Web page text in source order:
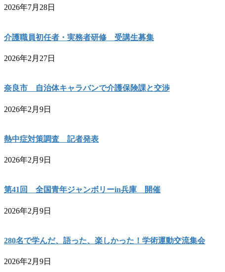
2026年7月28日
介護職員初任者・実務者研修 受講生募集
2026年2月27日
奈良市 自治体キャラバンで介護保険課と交渉
2026年2月9日
熱中症対策調査 記者発表
2026年2月9日
第41回 全国青年ジャンボリーin兵庫 開催
2026年2月9日
280名で学んだ、語った、楽しかった！学術運動交流集会
2026年2月9日